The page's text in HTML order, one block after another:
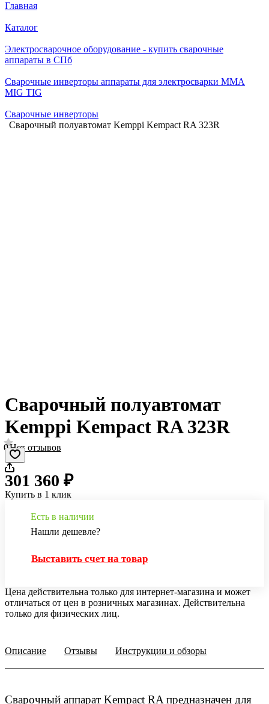
Главная
Каталог
Электросварочное оборудование - купить сварочные
аппараты в СПб
Сварочные инверторы аппараты для электросварки MMA
MIG TIG
Сварочные инверторы
Сварочный полуавтомат Kemppi Kempact RA 323R
Сварочный полуавтомат
Kemppi Kempact RA 323R
0Нет отзывов
301 360 ₽
Купить в 1 клик
Есть в наличии
Нашли дешевле?
Выставить счет на товар
Цена действительна только для интернет-магазина и может
отличаться от цен в розничных магазинах. Действительна
только для физических лиц.
Описание Отзывы Инструкции и обзоры
Сварочный аппарат Kempact RA предназначен для